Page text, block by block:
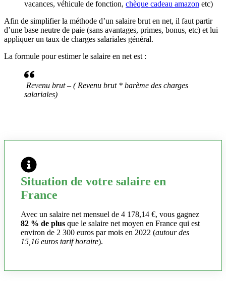
vacances, véhicule de fonction, chèque cadeau amazon etc)
Afin de simplifier la méthode d’un salaire brut en net, il faut partir
d’une base neutre de paie (sans avantages, primes, bonus, etc) et lui
appliquer un taux de charges salariales général.
La formule pour estimer le salaire en net est :
Revenu brut – ( Revenu brut * barème des charges
salariales)
Situation de votre salaire en
France
Avec un salaire net mensuel de 4 178,14 €, vous gagnez
82 % de plus que le salaire net moyen en France qui est
environ de 2 300 euros par mois en 2022 (autour des
15,16 euros tarif horaire).